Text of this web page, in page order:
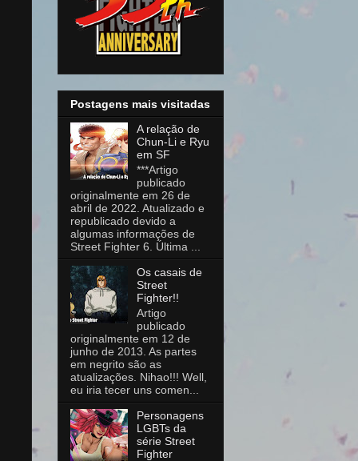
Postagens mais visitadas
A relação de
Chun-Li e Ryu
em SF
***Artigo
publicado
originalmente em 26 de
abril de 2022. Atualizado e
republicado devido a
algumas informações de
Street Fighter 6. Última ...
Os casais de
Street
Fighter!!
Artigo
publicado
originalmente em 12 de
junho de 2013. As partes
em negrito são as
atualizações. Nihao!!! Well,
eu iria tecer uns comen...
Personagens
LGBTs da
série Street
Fighter